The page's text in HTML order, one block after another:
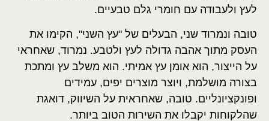
לעץ ולעבודה עם חומרי גלם טבעיים.
טובה ונמרוד שני, הבעלים של "עץ השני", הקימו את
העסק מתוך אהבה גדולה לעץ ולטבע. נמרוד, שאחראי
על הייצור, הוא אומן עץ אמיתי. הוא משלב עץ ומתכת
בצורה מושלמת, ויוצר מוצרים יפים, עמידים
ופונקציונליים. טובה, שאחראית על השיווק, דואגת
שהלקוחות יקבלו את השירות הטוב ביותר.